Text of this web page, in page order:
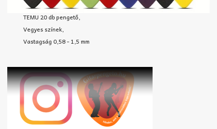
TEMU 20 db pengető,
Vegyes színek,
Vastagság 0,58 - 1,5 mm